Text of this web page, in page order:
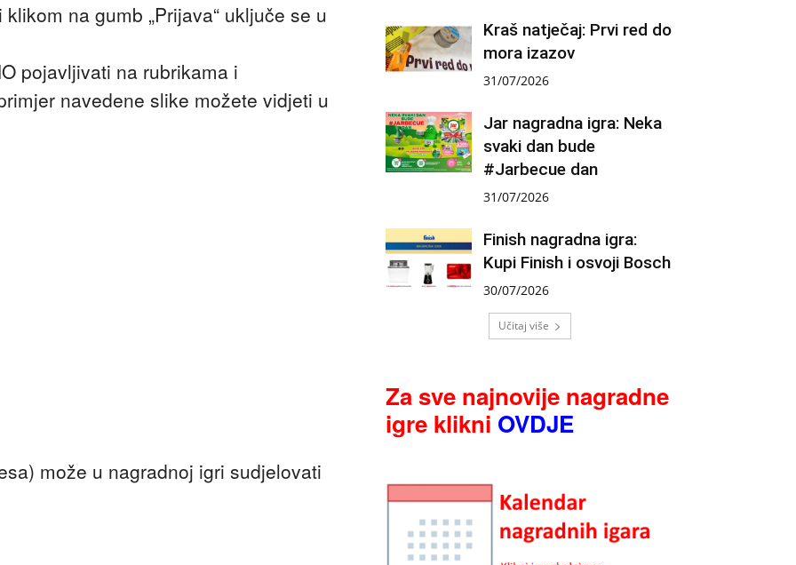
na gumb „Prijava“ uključe se u
pojavljivati na rubrikama i
navedene slike možete vidjeti u
može u nagradnoj igri sudjelovati
Kraš natječaj: Prvi red do
mora izazov
31/07/2026
Jar nagradna igra: Neka
svaki dan bude
#Jarbecue dan
31/07/2026
Finish nagradna igra:
Kupi Finish i osvoji Bosch
30/07/2026
Učitaj više
Za sve najnovije nagradne
igre klikni OVDJE